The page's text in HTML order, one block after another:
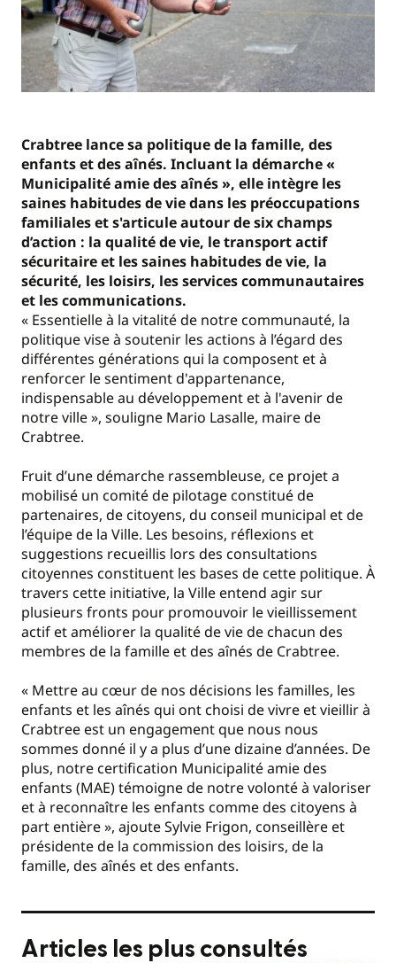
Crabtree lance sa politique de la famille, des
enfants et des aînés. Incluant la démarche «
Municipalité amie des aînés », elle intègre les
saines habitudes de vie dans les préoccupations
familiales et s'articule autour de six champs
d’action : la qualité de vie, le transport actif
sécuritaire et les saines habitudes de vie, la
sécurité, les loisirs, les services communautaires
et les communications.
« Essentielle à la vitalité de notre communauté, la
politique vise à soutenir les actions à l’égard des
différentes générations qui la composent et à
renforcer le sentiment d'appartenance,
indispensable au développement et à l'avenir de
notre ville », souligne Mario Lasalle, maire de
Crabtree.
Fruit d’une démarche rassembleuse, ce projet a
mobilisé un comité de pilotage constitué de
partenaires, de citoyens, du conseil municipal et de
l’équipe de la Ville. Les besoins, réflexions et
suggestions recueillis lors des consultations
citoyennes constituent les bases de cette politique. À
travers cette initiative, la Ville entend agir sur
plusieurs fronts pour promouvoir le vieillissement
actif et améliorer la qualité de vie de chacun des
membres de la famille et des aînés de Crabtree.
« Mettre au cœur de nos décisions les familles, les
enfants et les aînés qui ont choisi de vivre et vieillir à
Crabtree est un engagement que nous nous
sommes donné il y a plus d’une dizaine d’années. De
plus, notre certification Municipalité amie des
enfants (MAE) témoigne de notre volonté à valoriser
et à reconnaître les enfants comme des citoyens à
part entière », ajoute Sylvie Frigon, conseillère et
présidente de la commission des loisirs, de la
famille, des aînés et des enfants.
Articles les plus consultés